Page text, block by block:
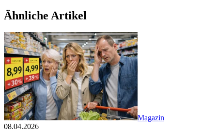
Ähnliche Artikel
Magazin
08.04.2026